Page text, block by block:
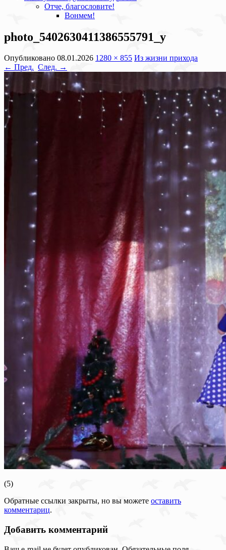
Отче, благословите!
Вонмем!
photo_5402630411386555791_y
Опубликовано 08.01.2026 1280 × 855 Из жизни прихода
← Пред. След. →
(5)
Обратные ссылки закрыты, но вы можете оставить
комментариц.
Добавить комментарий